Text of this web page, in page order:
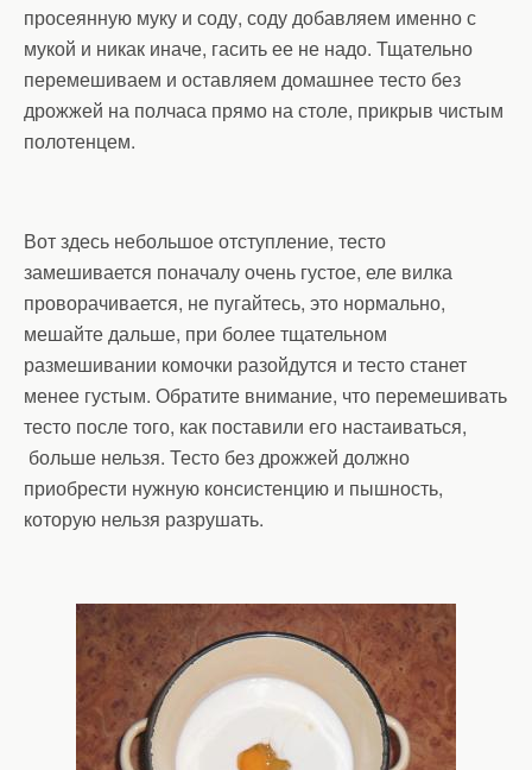
просеянную муку и соду, соду добавляем именно с
мукой и никак иначе, гасить ее не надо. Тщательно
перемешиваем и оставляем домашнее тесто без
дрожжей на полчаса прямо на столе, прикрыв чистым
полотенцем.
Вот здесь небольшое отступление, тесто
замешивается поначалу очень густое, еле вилка
проворачивается, не пугайтесь, это нормально,
мешайте дальше, при более тщательном
размешивании комочки разойдутся и тесто станет
менее густым. Обратите внимание, что перемешивать
тесто после того, как поставили его настаиваться,
больше нельзя. Тесто без дрожжей должно
приобрести нужную консистенцию и пышность,
которую нельзя разрушать.